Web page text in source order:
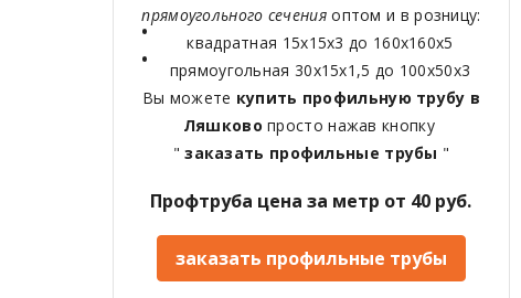
прямоугольного сеченияоптом и в розницу:
квадратная 15х15х3 до 160х160х5
прямоугольная 30х15х1,5 до 100х50х3
Вы можете купить профильную трубу в
Ляшковопросто нажав кнопку
"заказать профильные трубы "
Профтруба цена за метр от 40 руб.
заказать профильные трубы